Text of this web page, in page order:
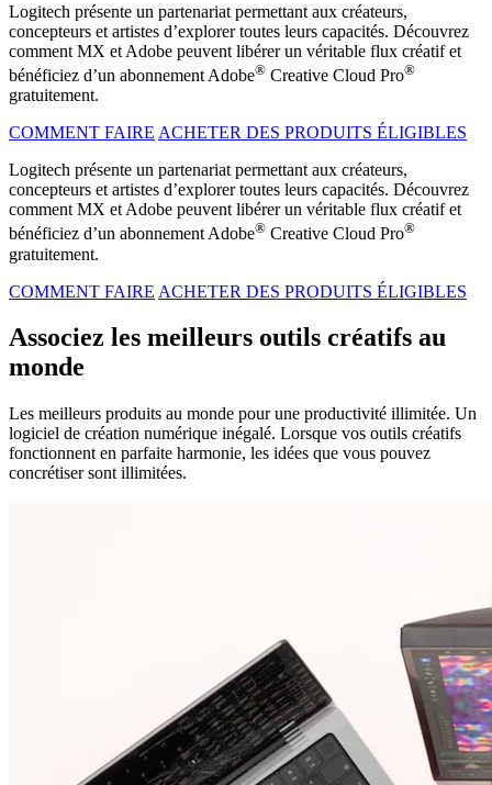
Logitech présente un partenariat permettant aux créateurs,
concepteurs et artistes d’explorer toutes leurs capacités. Découvrez
comment MX et Adobe peuvent libérer un véritable flux créatif et
bénéficiez d’un abonnement Adobe® Creative Cloud Pro®
gratuitement.
COMMENT FAIRE ACHETER DES PRODUITS ÉLIGIBLES
Logitech présente un partenariat permettant aux créateurs,
concepteurs et artistes d’explorer toutes leurs capacités. Découvrez
comment MX et Adobe peuvent libérer un véritable flux créatif et
bénéficiez d’un abonnement Adobe® Creative Cloud Pro®
gratuitement.
COMMENT FAIRE ACHETER DES PRODUITS ÉLIGIBLES
Associez les meilleurs outils créatifs au
monde
Les meilleurs produits au monde pour une productivité illimitée. Un
logiciel de création numérique inégalé. Lorsque vos outils créatifs
fonctionnent en parfaite harmonie, les idées que vous pouvez
concrétiser sont illimitées.